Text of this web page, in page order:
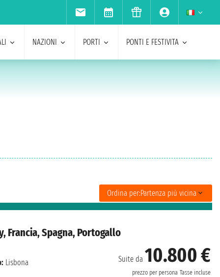
NAZIONI PORTI PONTI E FESTIVITA
Ordina per:Partenza più vicina
Francia, Spagna, Portogallo
Suite da 10.800 €
prezzo per persona Tasse incluse
Lisbona